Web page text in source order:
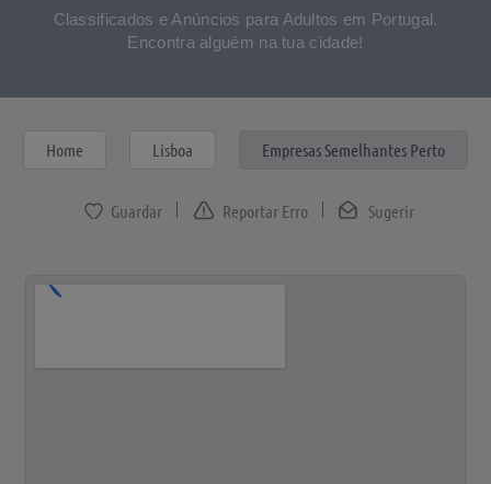
Classificados e Anúncios para Adultos em Portugal.
Encontra alguém na tua cidade!
Home Lisboa Empresas Semelhantes Perto
Sugerir
Reportar Erro